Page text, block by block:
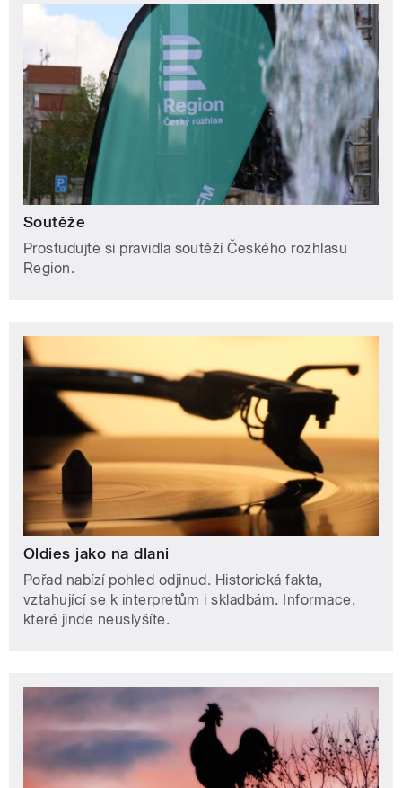
Soutěže
Prostudujte si pravidla soutěží Českého rozhlasu
Region.
Oldies jako na dlani
Pořad nabízí pohled odjinud. Historická fakta,
vztahující se k interpretům i skladbám. Informace,
které jinde neuslyšíte.